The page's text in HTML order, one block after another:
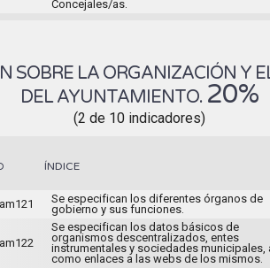
Concejales/as.
SOBRE LA ORGANIZACIÓN Y
DEL AYUNTAMIENTO. 20%
(2 de 10 indicadores)
ÍNDICE
Se especifican los diferentes órganos de
gobierno y sus funciones.
Se especifican los datos básicos de
organismos descentralizados, entes
instrumentales y sociedades municipales,
como enlaces a las webs de los mismos.